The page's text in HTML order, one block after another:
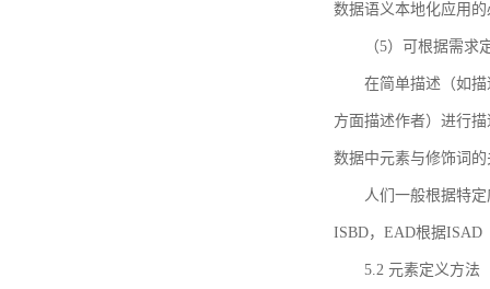
数据语义本地化应用
（5）可根据需求
在简单描述（如
方面描述作者）进行
数据中元素与修饰词
人们一般根据特
ISBD，EAD根据ISAD
5.2 元素定义方法